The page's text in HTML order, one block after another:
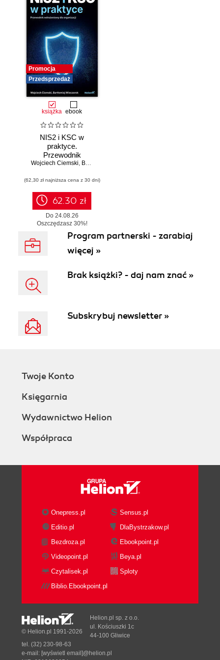
Promocja
Przedsprzedaż
książka ebook
NIS2 i KSC w
praktyce.
Przewodnik
wdrożeniowy dla
Wojciech Ciemski, Bartłomiej Wieczorek
(62,30 zł najniższa cena z 30 dni)
62.30 zł
Do 24.08.26
Oszczędzasz 30%!
W realizacji od 25.08.26 r.Program partnerski - zarabiaj
więcej »
Brak książki? - daj nam znać »
Subskrybuj newsletter »
Twoje Konto
Księgarnia
Wydawnictwo Helion
Współpraca
Onepress.pl
Sensus.pl
Editio.pl
DlaBystrzakow.pl
Bezdroza.pl
Ebookpoint.pl
Videopoint.pl
Beya.pl
Czytalisek.pl
Sploty
Biblio.Ebookpoint.pl
© Helion.pl 1991-2026
Helion.pl sp. z o.o.
ul. Kościuszki 1c
44-100 Gliwice
tel. (32) 230-98-63
e-mail: [wyświetl email]@helion.pl